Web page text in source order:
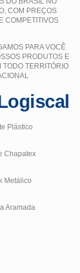
COM PREÇOS
COMPETITIVOS
PARA VOCÊ
PRODUTOS E
TODO TERRITÓRIO
Plástico
Chapatex
Metálico
Aramada